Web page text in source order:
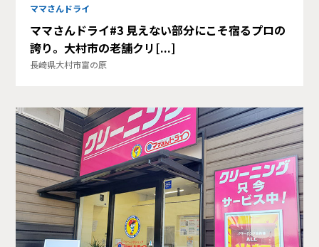
ママさんドライ
ママさんドライ#3 見えない部分にこそ宿るプロの
誇り。大村市の老舗クリ[...]
長崎県大村市富の原